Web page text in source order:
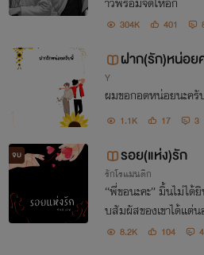
304K 401
ฝาก(รัก)หน่อ
Y
ผมขอกอดหน่อยนะครั
1.1K 17 3
จบ รอย(แห่ง)รัก
รักโรแมนติก
“พี่ขอนะคะ” มิ้นไม่ได้
บสัมผัสของเขาได้แต่
สียวจากเขา ยิ่งตอนนี้มื
8.2K 104 4